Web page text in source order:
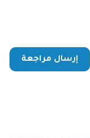
إرسال مراجعة